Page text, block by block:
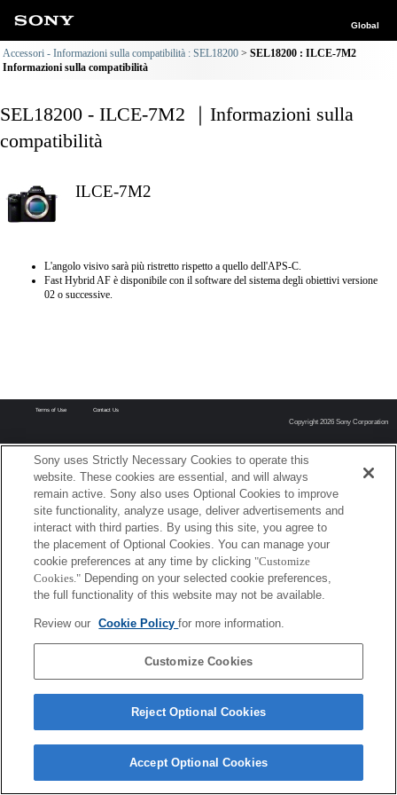
Global
Accessori - Informazioni sulla compatibilità : SEL18200
SEL18200 : ILCE-7M2
Informazioni sulla compatibilità
SEL18200 - ILCE-7M2 ｜Informazioni sulla
compatibilità
ILCE-7M2
L'angolo visivo sarà più ristretto rispetto a quello dell'APS-C.
Fast Hybrid AF è disponibile con il software del sistema degli obiettivi versione
02 o successive.
Terms of Use Contact Us
Copyright 2026 Sony Corporation
Sony uses Strictly Necessary Cookies to operate this
website. These cookies are essential, and will always
remain active. Sony also uses Optional Cookies to improve
site functionality, analyze usage, deliver advertisements and
interact with third parties. By using this site, you agree to
the placement of Optional Cookies. You can manage your
cookie preferences at any time by clicking "Customize
Cookies." Depending on your selected cookie preferences,
the full functionality of this website may not be available.
Review our Cookie Policyfor more information.
Customize Cookies
Reject Optional Cookies
Accept Optional Cookies